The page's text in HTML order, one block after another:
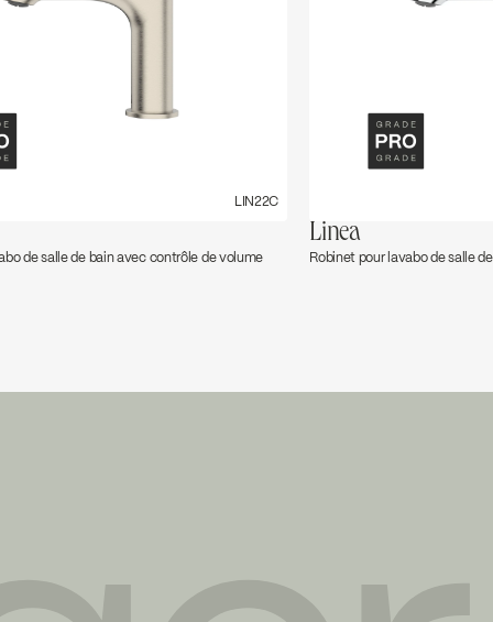
LIN22C
de salle de bain avec contrôle de volume
Linea
Robinet pour lavabo de salle